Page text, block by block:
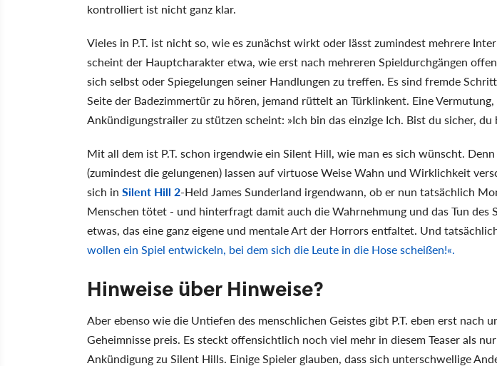
kontrolliert ist nicht ganz klar.
Vieles in P.T. ist nicht so, wie es zunächst wirkt oder lässt zumindest mehrere
scheint der Hauptcharakter etwa, wie erst nach mehreren Spieldurchgängen
sich selbst oder Spiegelungen seiner Handlungen zu treffen. Es sind fremde
Seite der Badezimmertür zu hören, jemand rüttelt an Türklinkent. Eine Vermutung,
Ankündigungstrailer zu stützen scheint: »Ich bin das einzige Ich. Bist du sicher, du
Mit all dem ist P.T. schon irgendwie ein Silent Hill, wie man es sich wünscht.
(zumindest die gelungenen) lassen auf virtuose Weise Wahn und Wirklichkeit
sich in Silent Hill 2-Held James Sunderland irgendwann, ob er nun tatsächlich
Menschen tötet - und hinterfragt damit auch die Wahrnehmung und das Tun des
etwas, das eine ganz eigene und mentale Art der Horrors entfaltet. Und
wollen ein Spiel entwickeln, bei dem sich die Leute in die Hose scheißen!«.
Hinweise über Hinweise?
Aber ebenso wie die Untiefen des menschlichen Geistes gibt P.T. eben erst nach
Geheimnisse preis. Es steckt offensichtlich noch viel mehr in diesem Teaser als
Ankündigung zu Silent Hills. Einige Spieler glauben, dass sich unterschwellige